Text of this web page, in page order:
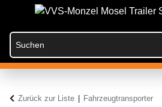
Zurück zur Liste Fahrzeugtransporter